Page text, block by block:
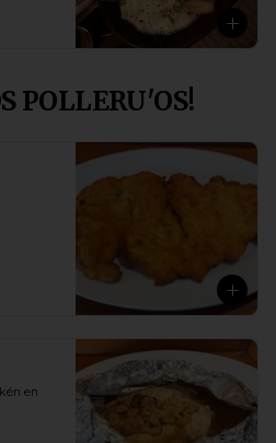
POLLERU'OS!
en